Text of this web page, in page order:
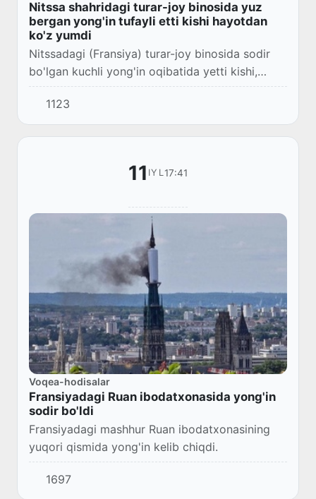
Nitssa shahridagi turar-joy binosida yuz
bergan yong'in tufayli etti kishi hayotdan
ko'z yumdi
Nitssadagi (Fransiya) turar-joy binosida sodir
bo'lgan kuchli yong'in oqibatida yetti kishi,
jumladan, uch nafar bola halok bo'ldi.
1123
11 IYL17:41
Voqea-hodisalar
Fransiyadagi Ruan ibodatxonasida yong'in
sodir bo'ldi
Fransiyadagi mashhur Ruan ibodatxonasining
yuqori qismida yong'in kelib chiqdi.
1697